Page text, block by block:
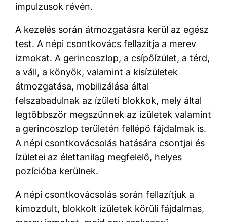
impulzusok révén.
A kezelés során átmozgatásra kerül az egész
test. A népi csontkovács fellazítja a merev
izmokat. A gerincoszlop, a csípőízület, a térd,
a váll, a könyök, valamint a kisízületek
átmozgatása, mobilizálása által
felszabadulnak az ízületi blokkok, mely által
legtöbbször megszűnnek az ízületek valamint
a gerincoszlop területén fellépő fájdalmak is.
A népi csontkovácsolás hatására csontjai és
ízületei az élettanilag megfelelő, helyes
pozícióba kerülnek.
A népi csontkovácsolás során fellazítjuk a
kimozdult, blokkolt ízületek körüli fájdalmas,